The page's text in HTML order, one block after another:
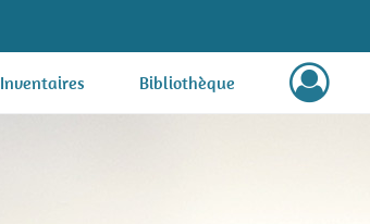
Inventaires Bibliothèque